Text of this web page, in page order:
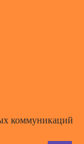
коммуникаций